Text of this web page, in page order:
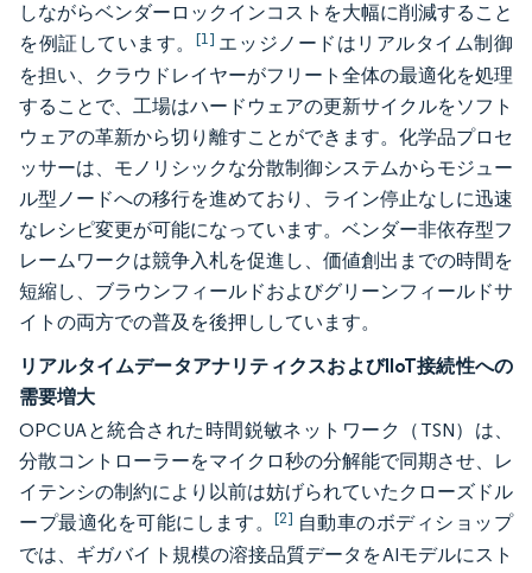
しながらベンダーロックインコストを大幅に削減すること
を例証しています。 [1] エッジノードはリアルタイム制御
を担い、クラウドレイヤーがフリート全体の最適化を処理
することで、工場はハードウェアの更新サイクルをソフト
ウェアの革新から切り離すことができます。化学品プロセ
ッサーは、モノリシックな分散制御システムからモジュー
ル型ノードへの移行を進めており、ライン停止なしに迅速
なレシピ変更が可能になっています。ベンダー非依存型フ
レームワークは競争入札を促進し、価値創出までの時間を
短縮し、ブラウンフィールドおよびグリーンフィールドサ
イトの両方での普及を後押ししています。
リアルタイムデータアナリティクスおよびIIoT接続性への
需要増大
OPC UAと統合された時間鋭敏ネットワーク（TSN）は、
分散コントローラーをマイクロ秒の分解能で同期させ、レ
イテンシの制約により以前は妨げられていたクローズドル
ープ最適化を可能にします。[2] 自動車のボディショップ
では、ギガバイト規模の溶接品質データをAIモデルにスト